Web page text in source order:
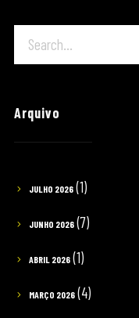
Arquivo
JULHO 2026(1)
JUNHO 2026(7)
ABRIL 2026(1)
MARÇO 2026(4)